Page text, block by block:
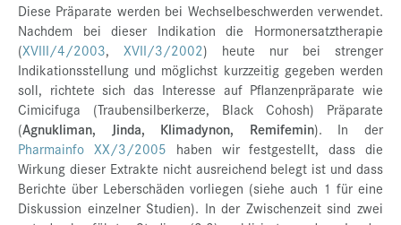
Diese Präparate werden bei Wechselbeschwerden verwendet.
Nachdem bei dieser Indikation die Hormonersatztherapie
(XVIII/4/2003, XVII/3/2002) heute nur bei strenger
Indikationsstellung und möglichst kurzzeitig gegeben werden
soll, richtete sich das Interesse auf Pflanzenpräparate wie
Cimicifuga (Traubensilberkerze, Black Cohosh) Präparate
(Agnukliman, Jinda, Klimadynon, Remifemin). In der
Pharmainfo XX/3/2005 haben wir festgestellt, dass die
Wirkung dieser Extrakte nicht ausreichend belegt ist und dass
Berichte über Leberschäden vorliegen (siehe auch 1 für eine
Diskussion einzelner Studien). In der Zwischenzeit sind zwei